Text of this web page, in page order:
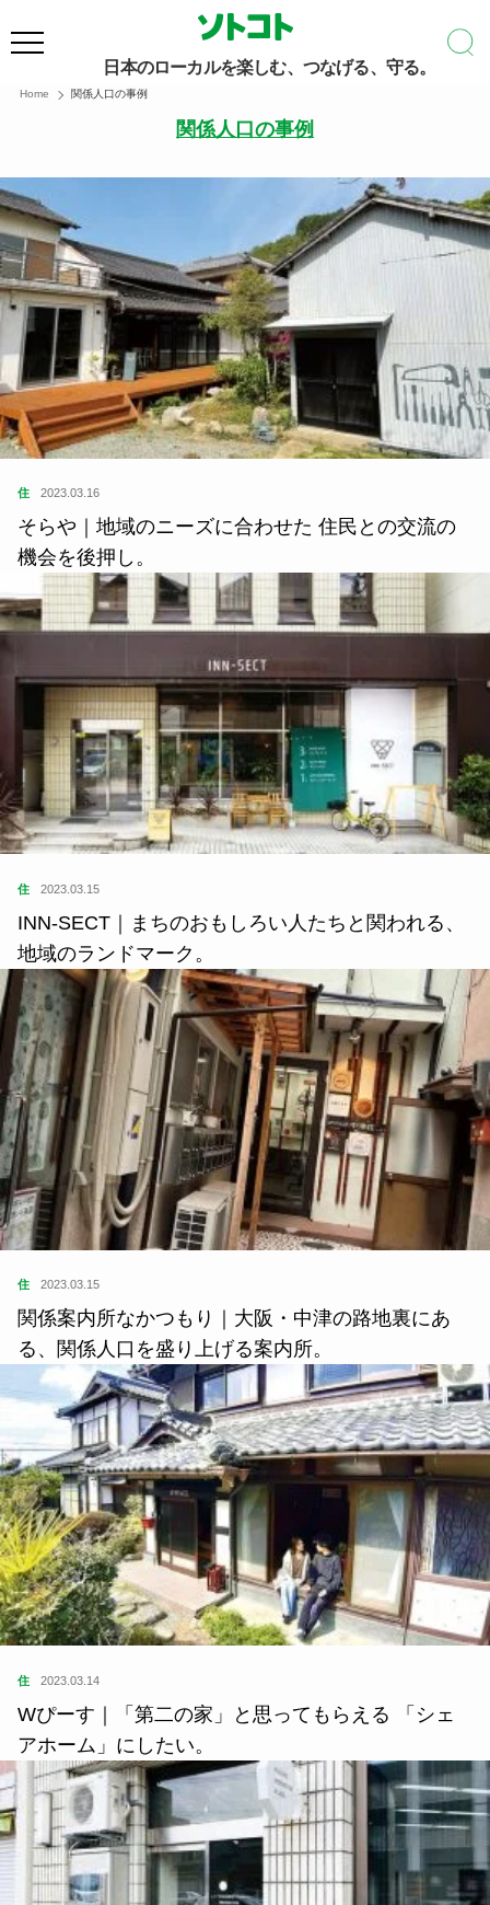
日本のローカルを楽しむ、つなげる、守る。
Home 関係人口の事例
関係人口の事例
住 2023.03.16
そらや｜地域のニーズに合わせた 住民との交流の
機会を後押し。
住 2023.03.15
INN-SECT｜まちのおもしろい人たちと関われる、
地域のランドマーク。
住 2023.03.15
関係案内所なかつもり｜大阪・中津の路地裏にあ
る、関係人口を盛り上げる案内所。
住 2023.03.14
Wぴーす｜「第二の家」と思ってもらえる 「シェ
アホーム」にしたい。